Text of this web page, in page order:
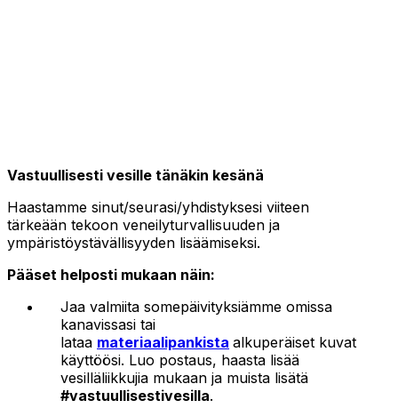
Vastuullisesti vesille tänäkin kesänä
Haastamme sinut/seurasi/yhdistyksesi viiteen
tärkeään tekoon veneilyturvallisuuden ja
ympäristöystävällisyyden lisäämiseksi.
Pääset helposti mukaan näin:
Jaa valmiita somepäivityksiämme omissa
kanavissasi tai
lataa materiaalipankista alkuperäiset kuvat
käyttöösi. Luo postaus, haasta lisää
vesilläliikkujia mukaan ja muista lisätä
#vastuullisestivesilla.